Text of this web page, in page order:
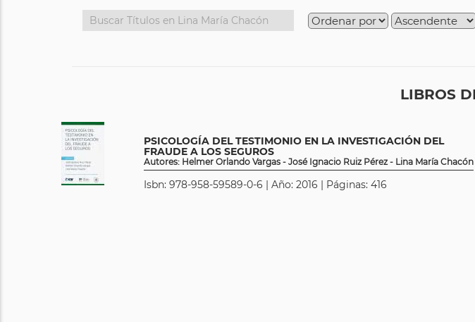
LIBROS
PSICOLOGÍA DEL TESTIMONIO EN LA INVESTIGACIÓN DEL
FRAUDE A LOS SEGUROS
Autores: Helmer Orlando Vargas - José Ignacio Ruiz Pérez - Lina María Chacón
Isbn: 978-958-59589-0-6 | Año: 2016 | Páginas: 416